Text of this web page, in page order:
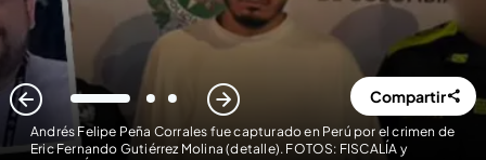
Andrés Felipe Peña Corrales fue capturado en Perú por el crimen de
Eric Fernando Gutiérrez Molina (detalle). FOTOS: FISCALÍA y
1 2 3 Compartir